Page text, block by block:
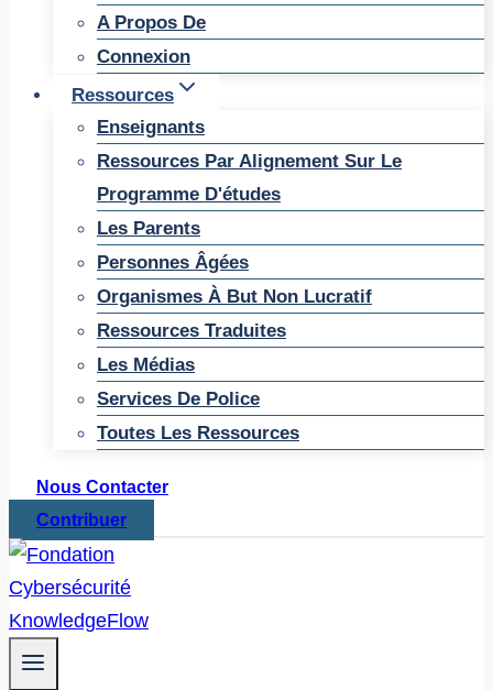
A Propos De
Connexion
Ressources
Enseignants
Ressources Par Alignement Sur Le
Programme D'études
Les Parents
Personnes Âgées
Organismes À But Non Lucratif
Ressources Traduites
Les Médias
Services De Police
Toutes Les Ressources
Nous Contacter
Contribuer